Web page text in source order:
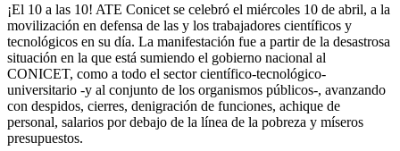
¡El 10 a las 10! ATE Conicet se celebró el miércoles 10 de abril, a la
movilización en defensa de las y los trabajadores científicos y
tecnológicos en su día. La manifestación fue a partir de la desastrosa
situación en la que está sumiendo el gobierno nacional al
CONICET, como a todo el sector científico-tecnológico-
universitario -y al conjunto de los organismos públicos-, avanzando
con despidos, cierres, denigración de funciones, achique de
personal, salarios por debajo de la línea de la pobreza y míseros
presupuestos.